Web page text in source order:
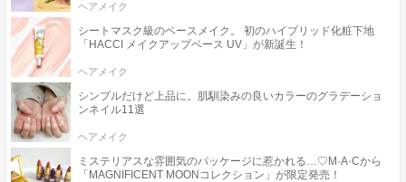
ヘアメイク
シートマスク級のベースメイク。 初のハイブリッド化粧下地
「HACCI メイクアップベース UV」が新誕生！
ヘアメイク
シンプルだけど上品に。肌馴染みの良いカラーのグラデーショ
ンネイル11選
ヘアメイク
ミステリアスな雰囲気のパッケージに惹かれる…♡M·A·Cから
「MAGNIFICENT MOONコレクション」が限定発売！